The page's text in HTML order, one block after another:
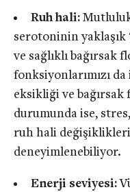
Ruh hali:
serotoninin yaklaşık
ve sağlıklı bağırsak
fonksiyonlarımızı
eksikliği ve bağırsak
durumunda ise,
ruh hali değişiklikleri
deneyimlenebiliyor.
Enerji seviyesi: